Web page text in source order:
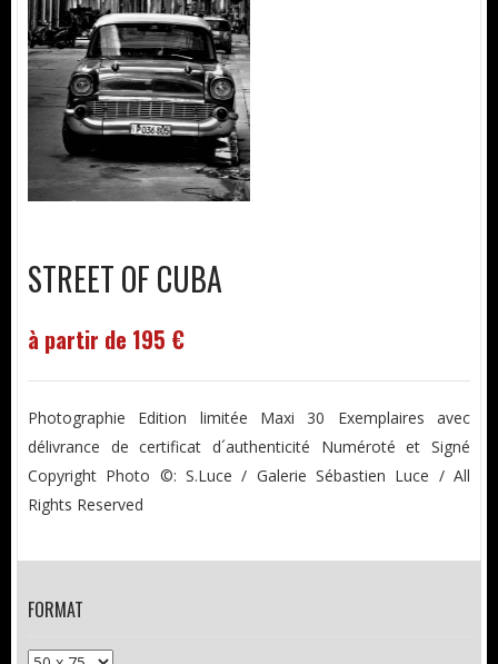
STREET OF CUBA
à partir de 195 €
Photographie Edition limitée Maxi 30 Exemplaires avec
délivrance de certificat d´authenticité Numéroté et Signé
Copyright Photo ©: S.Luce / Galerie Sébastien Luce / All
Rights Reserved
FORMAT